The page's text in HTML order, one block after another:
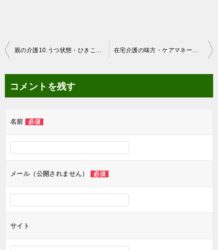
投
ビ
ー
シ
ン
親の介護10.うつ状態・ひきこもりから介護と仕事を両立できるまで 在宅介護の味方・ケアマネージャーとデイサービスに感謝
コメントを残す
名前 必須
メール（公開されません） 必須
サイト